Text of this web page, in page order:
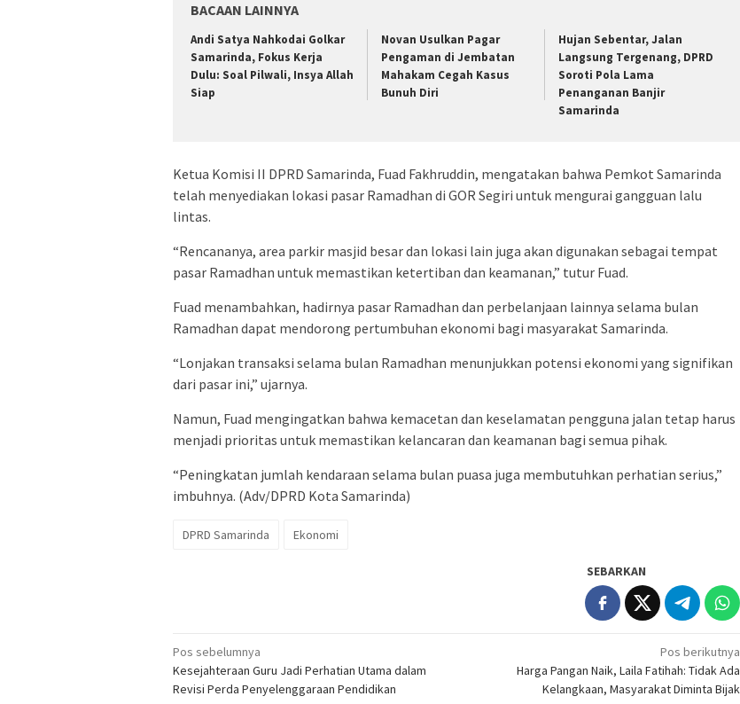
BACAAN LAINNYA
Andi Satya Nahkodai Golkar
Samarinda, Fokus Kerja
Dulu: Soal Pilwali, Insya Allah
Siap
Novan Usulkan Pagar
Pengaman di Jembatan
Mahakam Cegah Kasus
Bunuh Diri
Hujan Sebentar, Jalan
Langsung Tergenang, DPRD
Soroti Pola Lama
Penanganan Banjir
Samarinda
Ketua Komisi II DPRD Samarinda, Fuad Fakhruddin, mengatakan bahwa Pemkot Samarinda
telah menyediakan lokasi pasar Ramadhan di GOR Segiri untuk mengurai gangguan lalu
lintas.
“Rencananya, area parkir masjid besar dan lokasi lain juga akan digunakan sebagai tempat
pasar Ramadhan untuk memastikan ketertiban dan keamanan,” tutur Fuad.
Fuad menambahkan, hadirnya pasar Ramadhan dan perbelanjaan lainnya selama bulan
Ramadhan dapat mendorong pertumbuhan ekonomi bagi masyarakat Samarinda.
“Lonjakan transaksi selama bulan Ramadhan menunjukkan potensi ekonomi yang signifikan
dari pasar ini,” ujarnya.
Namun, Fuad mengingatkan bahwa kemacetan dan keselamatan pengguna jalan tetap harus
menjadi prioritas untuk memastikan kelancaran dan keamanan bagi semua pihak.
“Peningkatan jumlah kendaraan selama bulan puasa juga membutuhkan perhatian serius,”
imbuhnya. (Adv/DPRD Kota Samarinda)
DPRD Samarinda Ekonomi
SEBARKAN
Navigasi
pos
Pos sebelumnya
Kesejahteraan Guru Jadi Perhatian Utama dalam
Revisi Perda Penyelenggaraan Pendidikan
Pos berikutnya
Harga Pangan Naik, Laila Fatihah: Tidak Ada
Kelangkaan, Masyarakat Diminta Bijak